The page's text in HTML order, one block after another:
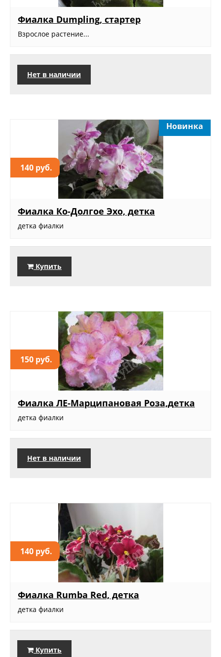
Фиалка Dumpling, стартер
Взрослое растение...
Нет в наличии
140 руб.
Новинка
Фиалка Ко-Долгое Эхо, детка
детка фиалки
Купить
150 руб.
Фиалка ЛЕ-Марципановая Роза,детка
детка фиалки
Нет в наличии
140 руб.
Фиалка Rumba Red, детка
детка фиалки
Купить